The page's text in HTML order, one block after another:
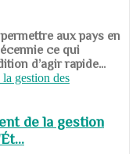
aux pays en
ce qui
d’agir rapide...
de la gestion